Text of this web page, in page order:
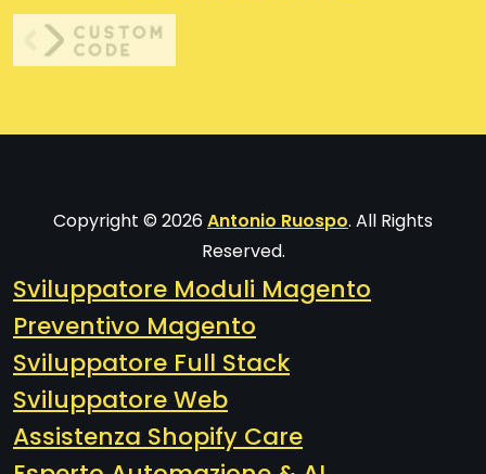
Copyright © 2026Antonio Ruospo. All Rights
Reserved.
Sviluppatore Moduli Magento
Preventivo Magento
Sviluppatore Full Stack
Sviluppatore Web
Assistenza Shopify Care